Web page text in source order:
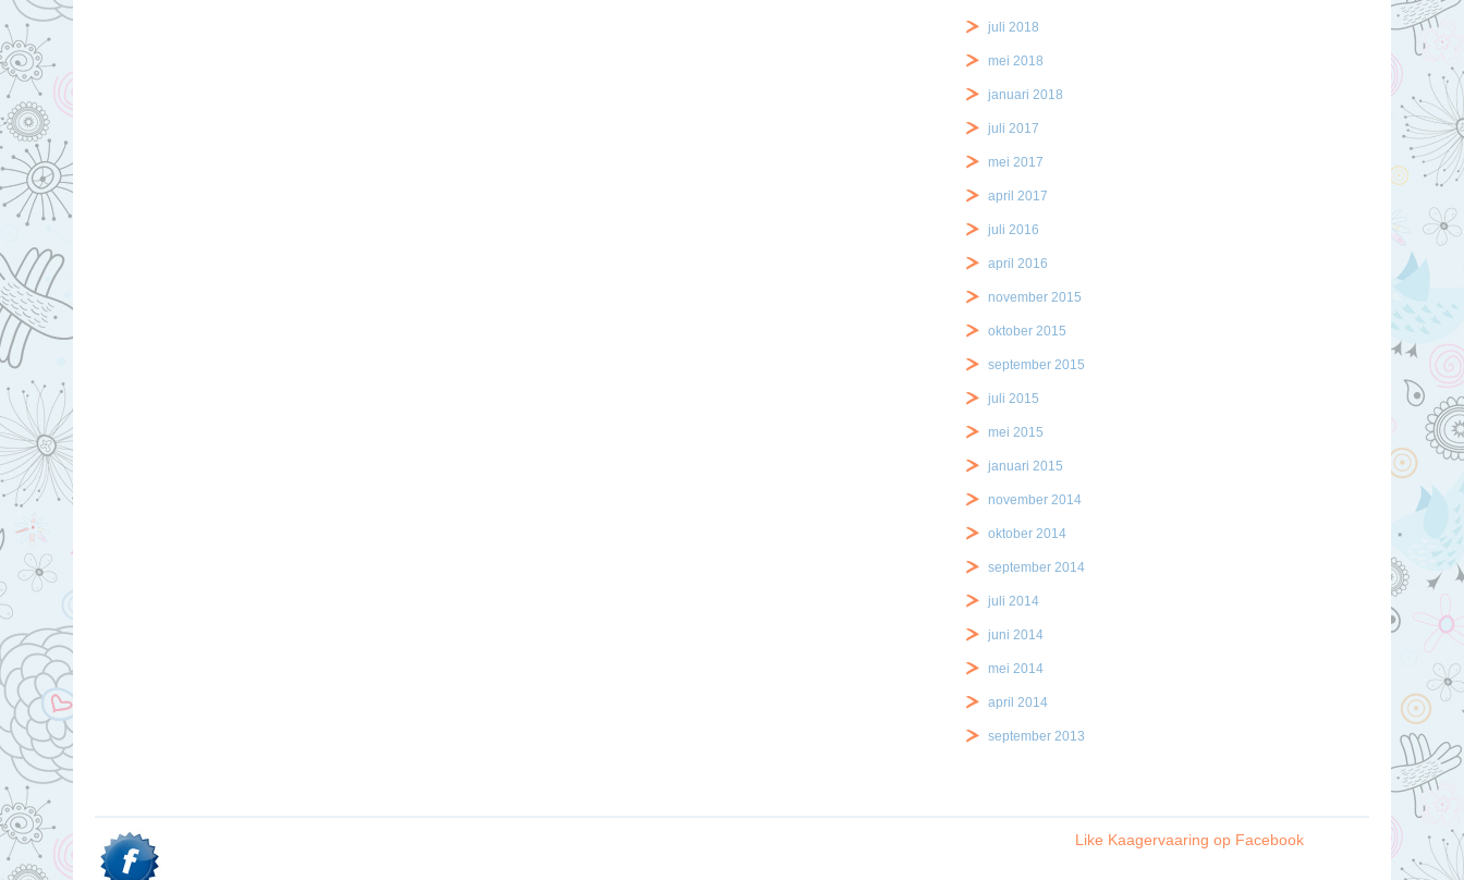
juli 2018
mei 2018
januari 2018
juli 2017
mei 2017
april 2017
juli 2016
april 2016
november 2015
oktober 2015
september 2015
juli 2015
mei 2015
januari 2015
november 2014
oktober 2014
september 2014
juli 2014
juni 2014
mei 2014
april 2014
september 2013
Like Kaagervaaring op Facebook